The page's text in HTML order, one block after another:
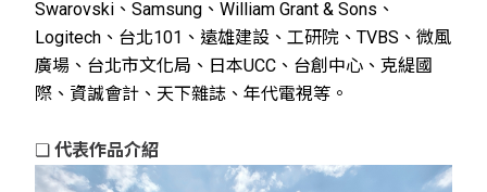
Swarovski、Samsung、William Grant & Sons、
Logitech、台北101、遠雄建設、工研院、TVBS、微風
廣場、台北市文化局、日本UCC、台創中心、克緹國
際、資誠會計、天下雜誌、年代電視等。
❏ 代表作品介紹